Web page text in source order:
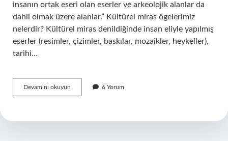
insanın ortak eseri olan eserler ve arkeolojik alanlar da
dahil olmak üzere alanlar.” Kültürel miras ögelerimiz
nelerdir? Kültürel miras denildiğinde insan eliyle yapılmış
eserler (resimler, çizimler, baskılar, mozaikler, heykeller),
tarihi…
Devamını okuyun
Kültürel
6 Yorum